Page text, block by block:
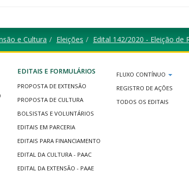
e Cultura Eleições Edital 142/2020 - Eleição de
EDITAIS E FORMULÁRIOS
PROPOSTA DE EXTENSÃO
PROPOSTA DE CULTURA
BOLSISTAS E VOLUNTÁRIOS
EDITAIS EM PARCERIA
EDITAIS PARA FINANCIAMENTO
EDITAL DA CULTURA - PAAC
EDITAL DA EXTENSÃO - PAAE
FLUXO CONTÍNUO
REGISTRO DE AÇÕES
TODOS OS EDITAIS